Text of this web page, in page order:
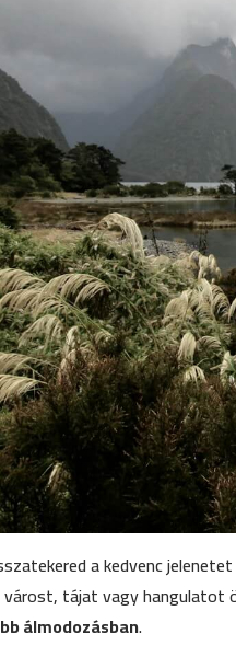
a kedvenc
várost, tájat vagy
álmodozásban.